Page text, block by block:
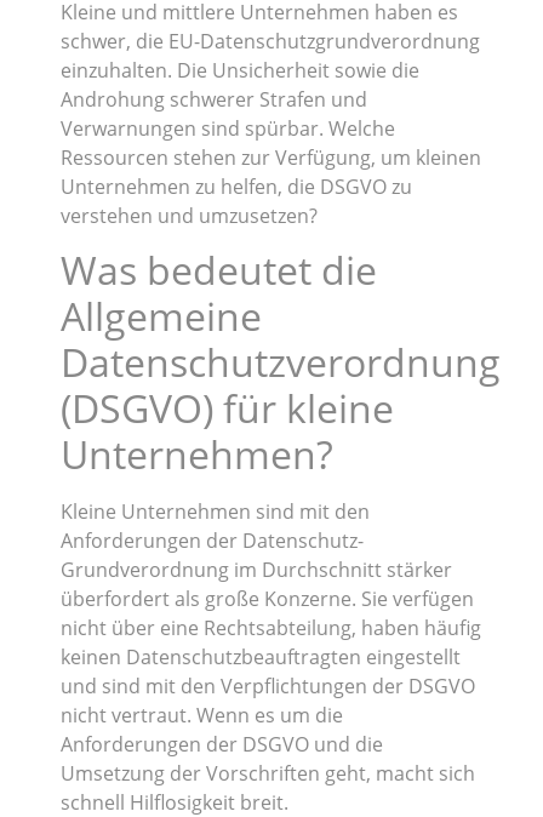
Kleine und mittlere Unternehmen haben es
schwer, die EU-Datenschutzgrundverordnung
einzuhalten. Die Unsicherheit sowie die
Androhung schwerer Strafen und
Verwarnungen sind spürbar. Welche
Ressourcen stehen zur Verfügung, um kleinen
Unternehmen zu helfen, die DSGVO zu
verstehen und umzusetzen?
Was bedeutet die
Allgemeine
Datenschutzverordnung
(DSGVO) für kleine
Unternehmen?
Kleine Unternehmen sind mit den
Anforderungen der Datenschutz-
Grundverordnung im Durchschnitt stärker
überfordert als große Konzerne. Sie verfügen
nicht über eine Rechtsabteilung, haben häufig
keinen Datenschutzbeauftragten eingestellt
und sind mit den Verpflichtungen der DSGVO
nicht vertraut. Wenn es um die
Anforderungen der DSGVO und die
Umsetzung der Vorschriften geht, macht sich
schnell Hilflosigkeit breit.